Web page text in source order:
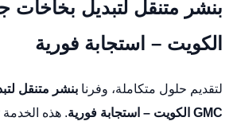
الكويت – استجابة فورية
لتقديم حلول متكاملة، وفرنا بنشر متنقل
GMC الكويت – استجابة فورية
. هذه